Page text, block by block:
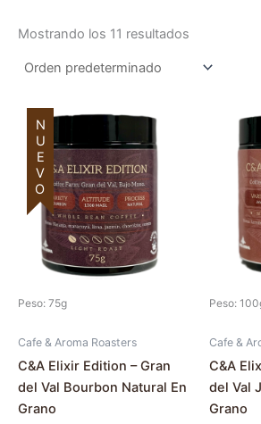
Mostrando los 11 resultados
NUEVO
Peso: 75g
Cafe & Aroma Roasters
C&A Elixir Edition – Gran
del Val Bourbon Natural En
Grano
Peso:
Cafe &
C&A
del Val
Grano